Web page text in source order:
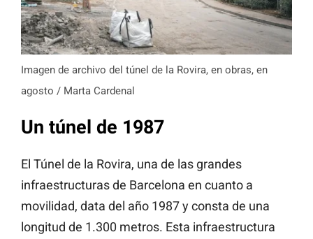
Imagen de archivo del túnel de la Rovira, en obras, en
agosto / Marta Cardenal
Un túnel de 1987
El Túnel de la Rovira, una de las grandes
infraestructuras de Barcelona en cuanto a
movilidad, data del año 1987 y consta de una
longitud de 1.300 metros. Esta infraestructura